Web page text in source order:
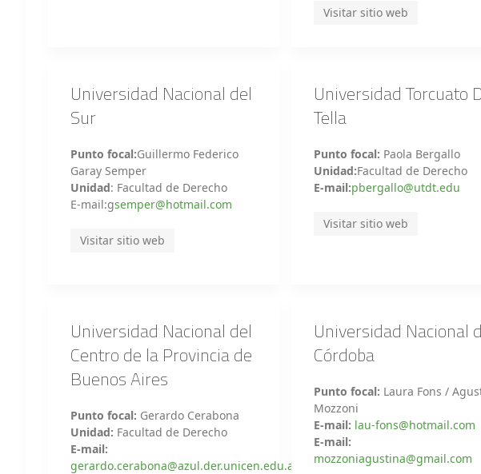
Visitar sitio web
Universidad Nacional del
Sur
Punto focal:Guillermo Federico
Garay Semper
Unidad: Facultad de Derecho
E-mail:gsemper@hotmail.com
Visitar sitio web
Universidad Torcuato
Tella
Punto focal: Paola Bergallo
Unidad:Facultad de Derecho
E-mail:pbergallo@utdt.edu
Visitar sitio web
Universidad Nacional del
Centro de la Provincia de
Buenos Aires
Punto focal: Gerardo Cerabona
Unidad: Facultad de Derecho
E-mail:
gerardo.cerabona@azul.der.unicen.edu.ar
Universidad Nacional
Córdoba
Punto focal: Laura Fons /
Mozzoni
E-mail: lau-fons@hotmail.com
E-mail:
mozzoniagustina@gmail.com